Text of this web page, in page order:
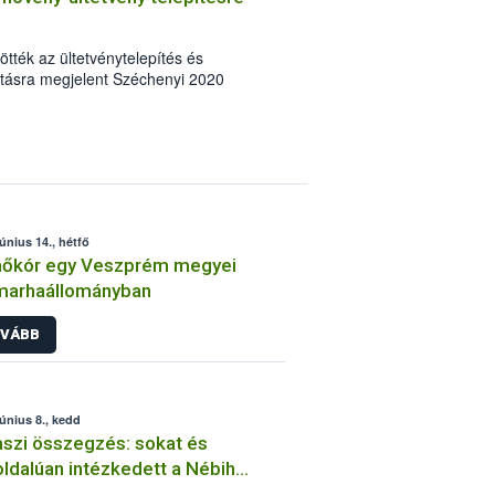
az ültetvénytelepítés és
megjelent Széchenyi 2020
14., hétfő
egy Veszprém megyei
8., kedd
összegzés: sokat és
intézkedett a Nébih